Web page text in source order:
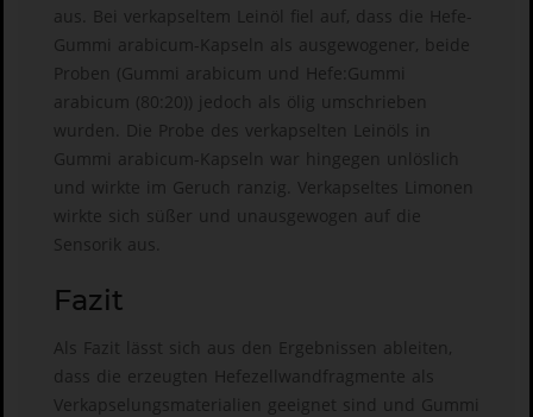
aus. Bei verkapseltem Leinöl fiel auf, dass die Hefe-
Gummi arabicum-Kapseln als ausgewogener, beide
Proben (Gummi arabicum und Hefe:Gummi
arabicum (80:20)) jedoch als ölig umschrieben
wurden. Die Probe des verkapselten Leinöls in
Gummi arabicum-Kapseln war hingegen unlöslich
und wirkte im Geruch ranzig. Verkapseltes Limonen
wirkte sich süßer und unausgewogen auf die
Sensorik aus.
Fazit
Als Fazit lässt sich aus den Ergebnissen ableiten,
dass die erzeugten Hefezellwandfragmente als
Verkapselungsmaterialien geeignet sind und Gummi